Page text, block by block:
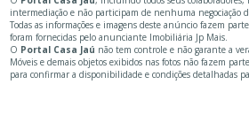
intermediação e não participam de nenhuma negociação
Todas as informações e imagens deste anúncio fazem
foram fornecidas pelo anunciante Imobiliária Jp Mais.
O Portal Casa Jaú não tem controle e não garante a
Móveis e demais objetos exibidos nas fotos não fazem
para confirmar a disponibilidade e condições detalhadas